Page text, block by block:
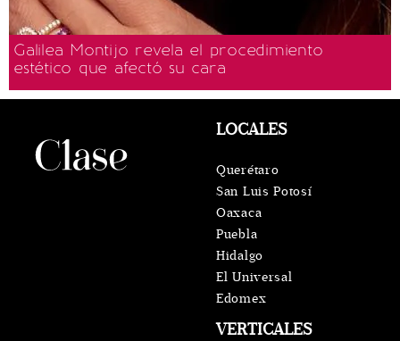
Galilea Montijo revela el procedimiento
estético que afectó su cara
VERTICALES
LOCALES
Querétaro
San Luis Potosí
Oaxaca
Puebla
Hidalgo
El Universal
Edomex